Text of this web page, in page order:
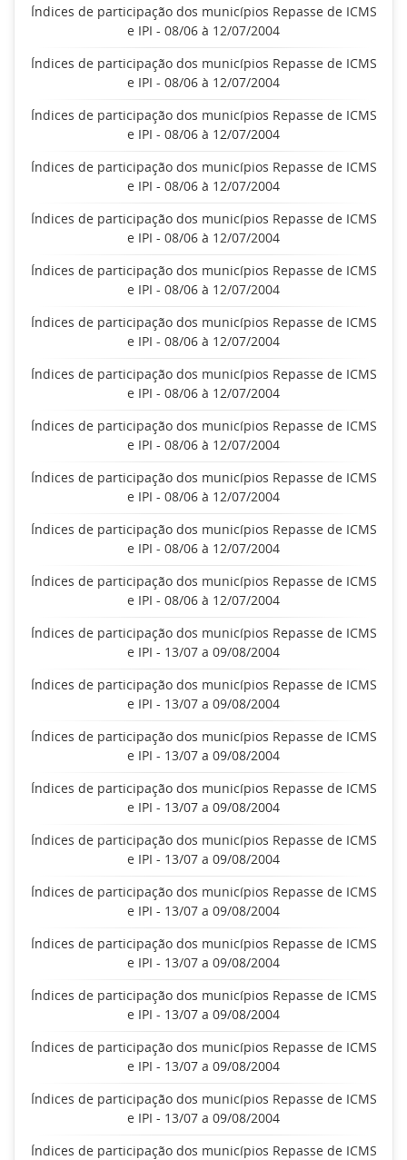
Índices de participação dos municípios Repasse de ICMS
e IPI - 08/06 à 12/07/2004
Índices de participação dos municípios Repasse de ICMS
e IPI - 08/06 à 12/07/2004
Índices de participação dos municípios Repasse de ICMS
e IPI - 08/06 à 12/07/2004
Índices de participação dos municípios Repasse de ICMS
e IPI - 08/06 à 12/07/2004
Índices de participação dos municípios Repasse de ICMS
e IPI - 08/06 à 12/07/2004
Índices de participação dos municípios Repasse de ICMS
e IPI - 08/06 à 12/07/2004
Índices de participação dos municípios Repasse de ICMS
e IPI - 08/06 à 12/07/2004
Índices de participação dos municípios Repasse de ICMS
e IPI - 08/06 à 12/07/2004
Índices de participação dos municípios Repasse de ICMS
e IPI - 08/06 à 12/07/2004
Índices de participação dos municípios Repasse de ICMS
e IPI - 08/06 à 12/07/2004
Índices de participação dos municípios Repasse de ICMS
e IPI - 08/06 à 12/07/2004
Índices de participação dos municípios Repasse de ICMS
e IPI - 08/06 à 12/07/2004
Índices de participação dos municípios Repasse de ICMS
e IPI - 13/07 a 09/08/2004
Índices de participação dos municípios Repasse de ICMS
e IPI - 13/07 a 09/08/2004
Índices de participação dos municípios Repasse de ICMS
e IPI - 13/07 a 09/08/2004
Índices de participação dos municípios Repasse de ICMS
e IPI - 13/07 a 09/08/2004
Índices de participação dos municípios Repasse de ICMS
e IPI - 13/07 a 09/08/2004
Índices de participação dos municípios Repasse de ICMS
e IPI - 13/07 a 09/08/2004
Índices de participação dos municípios Repasse de ICMS
e IPI - 13/07 a 09/08/2004
Índices de participação dos municípios Repasse de ICMS
e IPI - 13/07 a 09/08/2004
Índices de participação dos municípios Repasse de ICMS
e IPI - 13/07 a 09/08/2004
Índices de participação dos municípios Repasse de ICMS
e IPI - 13/07 a 09/08/2004
Índices de participação dos municípios Repasse de ICMS